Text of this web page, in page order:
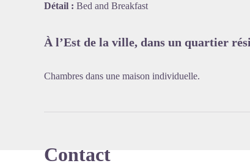
Détail : Bed and Breakfast
À l’Est de la ville, dans un quartier
Chambres dans une maison individuelle.
Contact